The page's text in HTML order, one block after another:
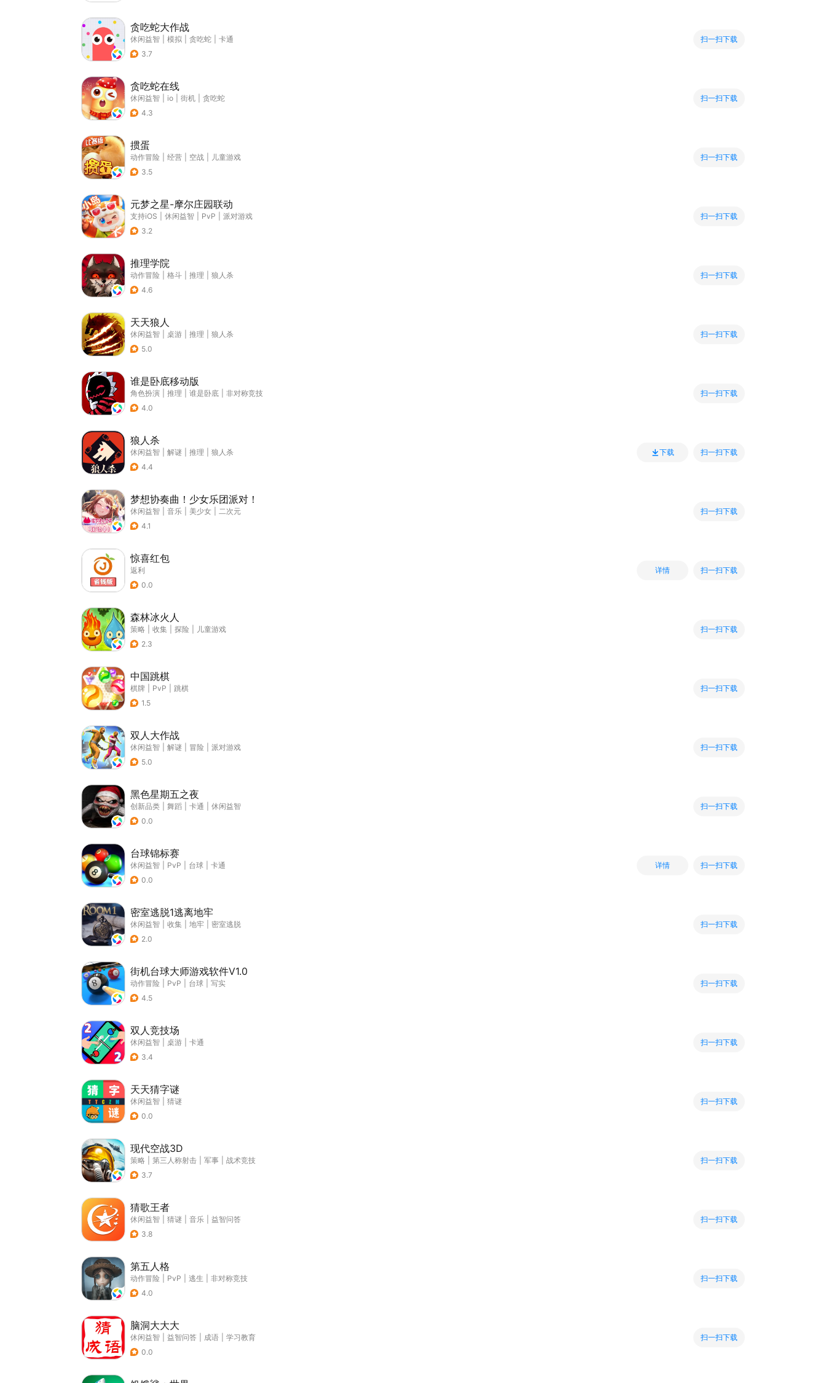
贪吃蛇大作战
休闲益智 模拟 贪吃蛇
卡通
3.7
扫一扫下载
贪吃蛇在线
休闲益智 io 街机
贪吃蛇
4.3
扫一扫下载
掼蛋
动作冒险 经营 空战
儿童游戏
3.5
扫一扫下载
元梦之星-摩尔庄园联动
支持iOS 休闲益智 PvP
派对游戏
3.2
扫一扫下载
推理学院
动作冒险 格斗 推理
狼人杀
4.6
扫一扫下载
天天狼人
休闲益智 桌游 推理
狼人杀
5.0
扫一扫下载
谁是卧底移动版
角色扮演 推理 谁是卧底
非对称竞技
4.0
扫一扫下载
狼人杀
休闲益智 解谜 推理
狼人杀
4.4
下载 扫一扫下载
梦想协奏曲！少女乐团派对！
休闲益智 音乐 美少女
二次元
4.1
扫一扫下载
惊喜红包
返利
0.0
详情 扫一扫下载
森林冰火人
策略 收集 探险
儿童游戏
2.3
扫一扫下载
中国跳棋
棋牌 PvP
跳棋
1.5
扫一扫下载
双人大作战
休闲益智 解谜 冒险
派对游戏
5.0
扫一扫下载
黑色星期五之夜
创新品类 舞蹈 卡通
休闲益智
0.0
扫一扫下载
台球锦标赛
休闲益智 PvP 台球
卡通
0.0
详情 扫一扫下载
密室逃脱1逃离地牢
休闲益智 收集 地牢
密室逃脱
2.0
扫一扫下载
街机台球大师游戏软件V1.0
动作冒险 PvP 台球
写实
4.5
扫一扫下载
双人竞技场
休闲益智 桌游
卡通
3.4
扫一扫下载
天天猜字谜
休闲益智
猜谜
0.0
扫一扫下载
现代空战3D
策略 第三人称射击 军事
战术竞技
3.7
扫一扫下载
猜歌王者
休闲益智 猜谜 音乐
益智问答
3.8
扫一扫下载
第五人格
动作冒险 PvP 逃生
非对称竞技
4.0
扫一扫下载
脑洞大大大
休闲益智 益智问答 成语
学习教育
0.0
扫一扫下载